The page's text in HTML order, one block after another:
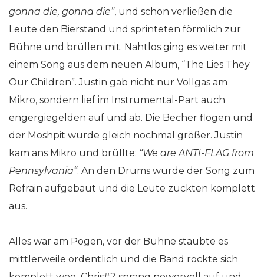
gonna die, gonna die”, und schon verließen die
Leute den Bierstand und sprinteten förmlich zur
Bühne und brüllen mit. Nahtlos ging es weiter mit
einem Song aus dem neuen Album, “The Lies They
Our Children”. Justin gab nicht nur Vollgas am
Mikro, sondern lief im Instrumental-Part auch
engergiegelden auf und ab. Die Becher flogen und
der Moshpit wurde gleich nochmal größer. Justin
kam ans Mikro und brüllte: “We are ANTI-FLAG from
Pennsylvania“. An den Drums wurde der Song zum
Refrain aufgebaut und die Leute zuckten komplett
aus.
Alles war am Pogen, vor der Bühne staubte es
mittlerweile ordentlich und die Band rockte sich